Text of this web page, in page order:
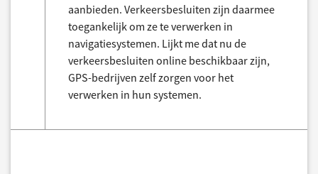
aanbieden. Verkeersbesluiten zijn daarmee
toegankelijk om ze te verwerken in
navigatiesystemen. Lijkt me dat nu de
verkeersbesluiten online beschikbaar zijn,
GPS-bedrijven zelf zorgen voor het
verwerken in hun systemen.